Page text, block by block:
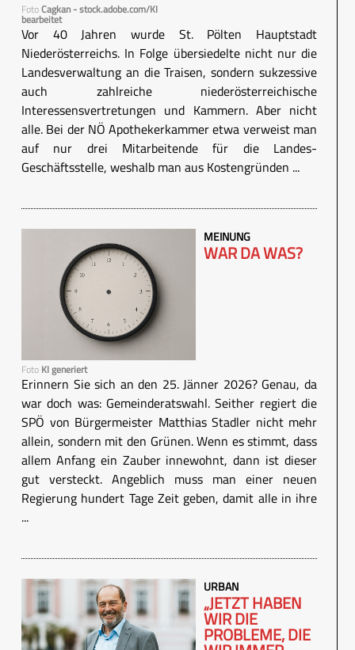
FotoCagkan - stock.adobe.com/KI
bearbeitet
Vor 40 Jahren wurde St. Pölten Hauptstadt
Niederösterreichs. In Folge übersiedelte nicht nur die
Landesverwaltung an die Traisen, sondern sukzessive
auch zahlreiche niederösterreichische
Interessensvertretungen und Kammern. Aber nicht
alle. Bei der NÖ Apothekerkammer etwa verweist man
auf nur drei Mitarbeitende für die Landes-
Geschäftsstelle, weshalb man aus Kostengründen ...
Foto KI generiert
MEINUNG
WAR DA WAS?
Erinnern Sie sich an den 25. Jänner 2026? Genau, da
war doch was: Gemeinderatswahl. Seither regiert die
SPÖ von Bürgermeister Matthias Stadler nicht mehr
allein, sondern mit den Grünen. Wenn es stimmt, dass
allem Anfang ein Zauber innewohnt, dann ist dieser
gut versteckt. Angeblich muss man einer neuen
Regierung hundert Tage Zeit geben, damit alle in ihre
...
URBAN
„JETZT HABEN
WIR DIE
PROBLEME, DIE